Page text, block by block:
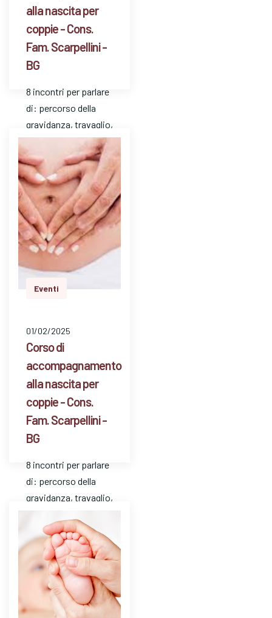
alla nascita per
coppie - Cons.
Fam. Scarpellini -
BG
8 incontri per parlare
di: percorso della
gravidanza, travaglio,
parto, puerperio,
allattamento, vita
dopo la nascita del
bambino/a.
Possibilità…
Eventi
01/02/2025
Corso di
accompagnamento
alla nascita per
coppie - Cons.
Fam. Scarpellini -
BG
8 incontri per parlare
di: percorso della
gravidanza, travaglio,
parto, puerperio,
allattamento, vita
dopo la nascita del
bambino/a.
Possibilità…